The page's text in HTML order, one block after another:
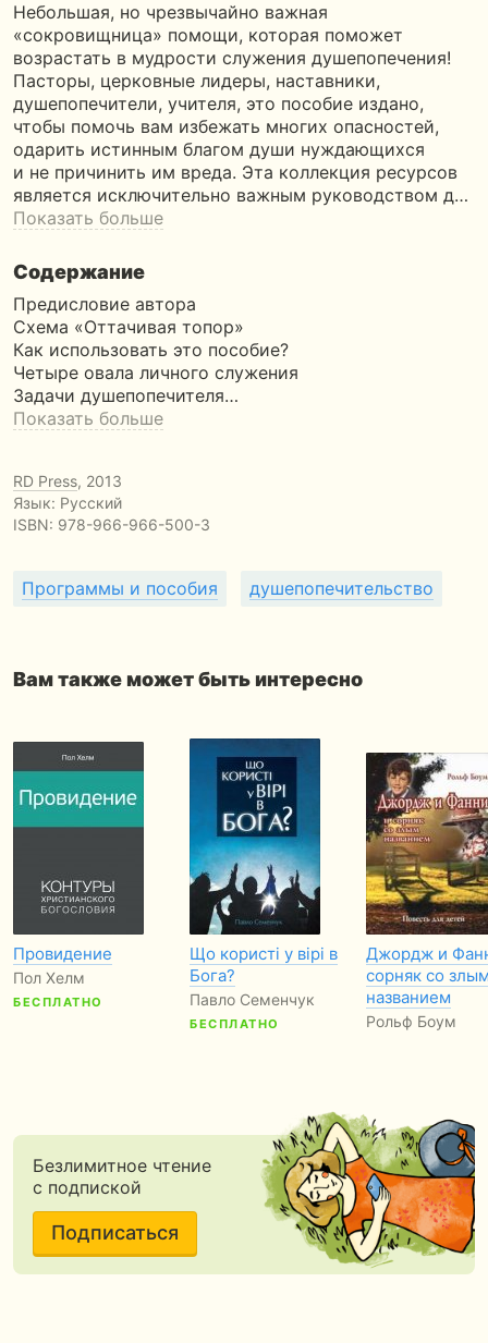
Небольшая, но чрезвычайно важная
«сокровищница» помощи, которая поможет
возрастать в мудрости служения душепопечения!
Пасторы, церковные лидеры, наставники,
душепопечители, учителя, это пособие издано,
чтобы помочь вам избежать многих опасностей,
одарить истинным благом души нуждающихся
и не причинить им вреда. Эта коллекция ресурсов
является исключительно важным руководством д…
Показать больше
Содержание
Предисловие автора
Схема «Оттачивая топор»
Как использовать это пособие?
Четыре овала личного служения
Задачи душепопечителя…
Показать больше
RD Press, 2013
Язык: Русский
ISBN: 978-966-966-500-3
Программы и пособия душепопечительство
Вам также может быть интересно
Провидение
Пол Хелм
БЕСПЛАТНО
Що користі у вірі в
Бога?
Павло Семенчук
БЕСПЛАТНО
Джордж и
сорняк со
названием
Рольф Боум
Безлимитное чтение
с подпиской
Подписаться